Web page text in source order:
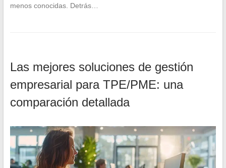
menos conocidas. Detrás…
Las mejores soluciones de gestión
empresarial para TPE/PME: una
comparación detallada